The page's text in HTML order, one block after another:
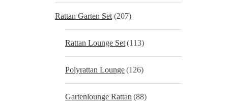
Rattan Garten Set (207)
Rattan Lounge Set(113)
Polyrattan Lounge(126)
Gartenlounge Rattan (88)